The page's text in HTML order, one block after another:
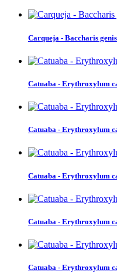
Carqueja - Baccharis
Catuaba - Erythroxylum
Catuaba - Erythroxylum
Catuaba - Erythroxylum
Catuaba - Erythroxylum
Catuaba - Erythroxylum